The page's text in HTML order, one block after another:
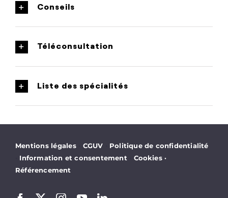
Conseils
Téléconsultation
Liste des spécialités
Mentions légales CGUV Politique de confidentialité
Information et consentement Cookies·
Référencement